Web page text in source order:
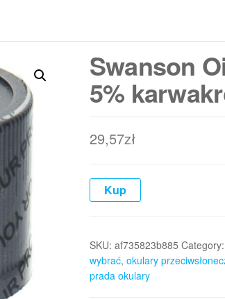
Swanson
5%
29,57zł
Kup
SKU: af735823b885 Category:
wybrać, okulary
prada okulary